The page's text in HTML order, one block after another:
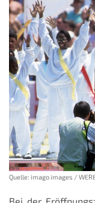
Quelle: imago images /